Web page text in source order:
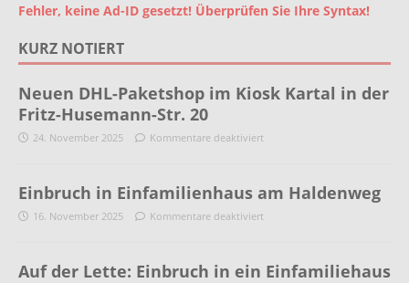
Fehler, keine Ad-ID gesetzt! Überprüfen Sie Ihre Syntax!
KURZ NOTIERT
Neuen DHL-Paketshop im Kiosk Kartal in der
Fritz-Husemann-Str. 20
24. November 2025 Kommentare deaktiviert
Einbruch in Einfamilienhaus am Haldenweg
16. November 2025 Kommentare deaktiviert
Auf der Lette: Einbruch in ein Einfamiliehaus